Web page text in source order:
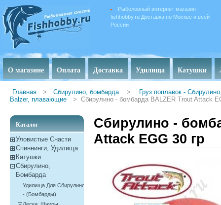
Рыболовный интернет магазин
fishhobby.ru Доставка по Москве и всей
России
О магазине Оплата Доставка Удилища Катушки
Главная > Сбирулино, бомбарда >
Груз поплавок -
Balzer, плавающие
> Сбирулино - бомбарда BALZER Trout Attack
Каталог
Уловистые Снасти
Спиннинги, Удилища
Катушки
Сбирулино,
Бомбарда
Удилища Для Сбирулино
- (бомбарды)
Сбирулино -
Attack EGG 30 гр